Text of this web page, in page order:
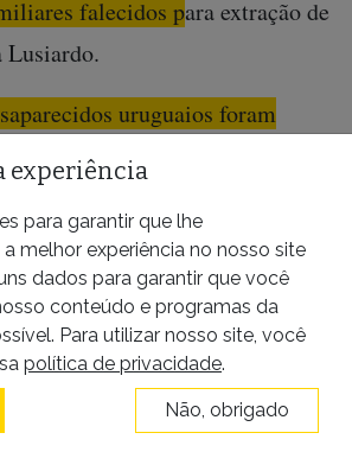
falecidos para extração de
Lusiardo.
uruguaios foram
Registros policiais, com
feitas na época das mortes,
anos depois. A última
de restos mortais ocorreu em
no Batalhão 14. EraLuis
e sindicalista,
em La Tablada.
experiência
para garantir que lhe
melhor experiência no nosso site
dados para garantir que você
conteúdo e programas da
Para utilizar nosso site, você
política de privacidade.
Não, obrigado